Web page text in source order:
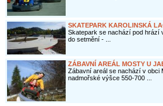
SKATEPARK KAROLINSKÁ
Skatepark se nachází pod hrází
do setmění - ...
ZÁBAVNÍ AREÁL MOSTY U
Zábavní areál se nachází v obci
nadmořské výšce 550-700 ...